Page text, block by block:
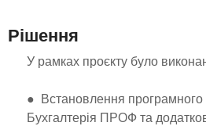
Рішення
У рамках проєкту було
● Встановлення програмного
Бухгалтерія ПРОФ та